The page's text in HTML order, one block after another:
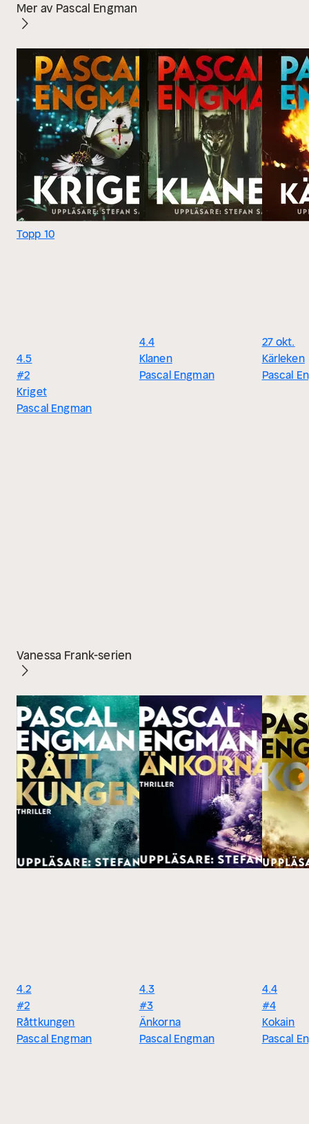
Mer av Pascal Engman
Topp 10
4.5
#2
Kriget
Pascal Engman
4.4
Klanen
Pascal Engman
27 okt.
Kärleken
Pascal
Vanessa Frank-serien
4.2
#2
Råttkungen
Pascal Engman
4.3
#3
Änkorna
Pascal Engman
4.4
#4
Kokain
Pascal